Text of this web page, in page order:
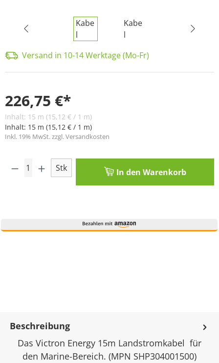
Versand in 10-14 Werktage (Mo-Fr)
226,75 €*
Inhalt: 15 m (15,12 € / 1 m)
Inhalt: 15 m (15,12 € / 1 m)
Inkl. 19% MwSt. zzgl. Versandkosten
Produkt Anzahl: Gib den gewünschten
Stk In den Warenkorb
Beschreibung
Das Victron Energy 15m Landstromkabel für
den Marine-Bereich. (MPN SHP304001500)